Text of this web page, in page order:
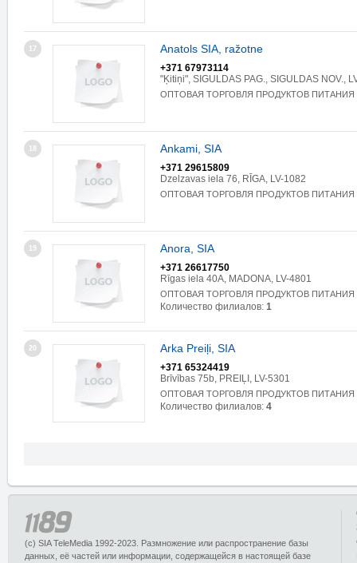
17 Anatols SIA, ražotne
+371 67973114
"Ķitiņi", SIGULDAS PAG., SIGULDAS NOV.,
ОПТОВАЯ ТОРГОВЛЯ ПРОДУКТОВ ПИТАНИЯ
18 Ankami, SIA
+371 29615809
Dzelzavas iela 76, RĪGA, LV-1082
ОПТОВАЯ ТОРГОВЛЯ ПРОДУКТОВ ПИТАНИЯ
19 Anora, SIA
+371 26617750
Rīgas iela 40A, MADONA, LV-4801
ОПТОВАЯ ТОРГОВЛЯ ПРОДУКТОВ ПИТАНИЯ
Количество филиалов: 1
20 Arka Preiļi, SIA
+371 65324419
Brīvības 75b, PREIĻI, LV-5301
ОПТОВАЯ ТОРГОВЛЯ ПРОДУКТОВ ПИТАНИЯ
Количество филиалов: 4
(c) SIA TeleMedia 1992-2023. Размножение или распространение базы
данных, её частей или информации, содержащейся в настоящей базе